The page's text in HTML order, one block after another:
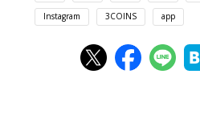
Instagram 3COINS app